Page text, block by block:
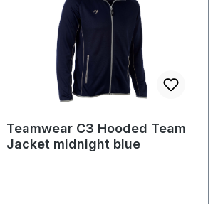
Teamwear C3 Hooded Team
Jacket midnight blue